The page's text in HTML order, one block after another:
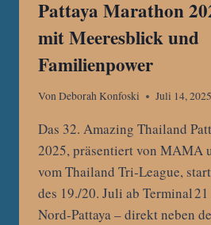
Pattaya Marathon
mit Meeresblick und
Familienpower
VonDeborah Konfoski Juli 14, 2025
Das 32. Amazing Thailand
2025, präsentiert von MAMA
vom Thailand Tri‑League,
des 19./20. Juli ab Terminal 21
Nord‑Pattaya – direkt neben